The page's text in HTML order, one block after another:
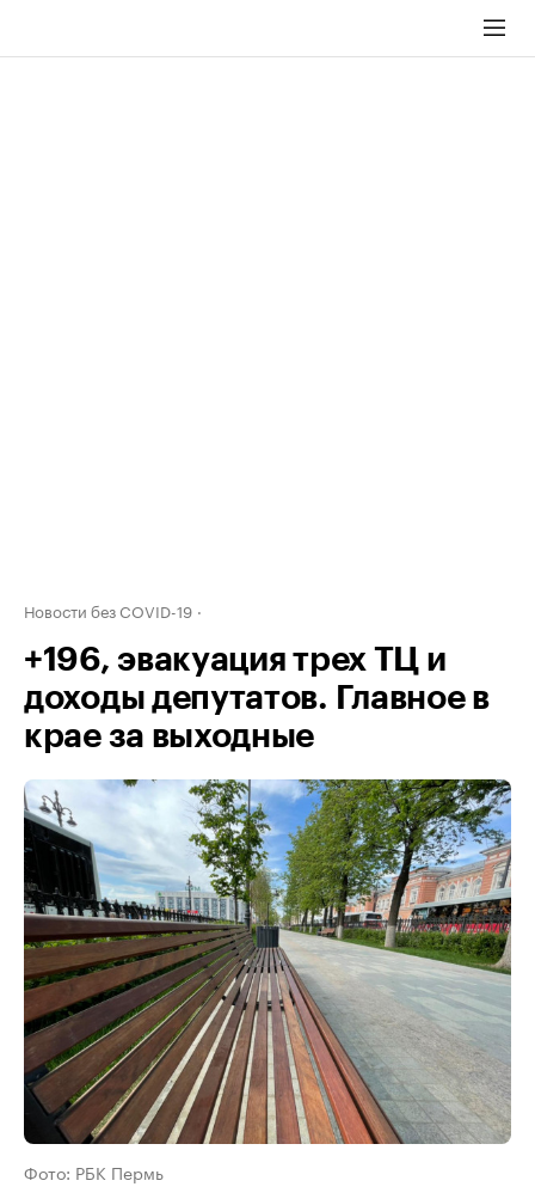
Новости без COVID-19
+196, эвакуация трех ТЦ и
доходы депутатов. Главное в
крае за выходные
Фото: РБК Пермь